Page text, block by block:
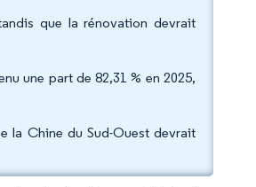
que la rénovation devrait
une part de 82,31 % en 2025,
la Chine du Sud-Ouest devrait